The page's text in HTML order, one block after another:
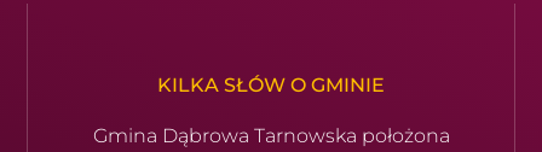
KILKA SŁÓW O GMINIE
Gmina Dąbrowa Tarnowska położona